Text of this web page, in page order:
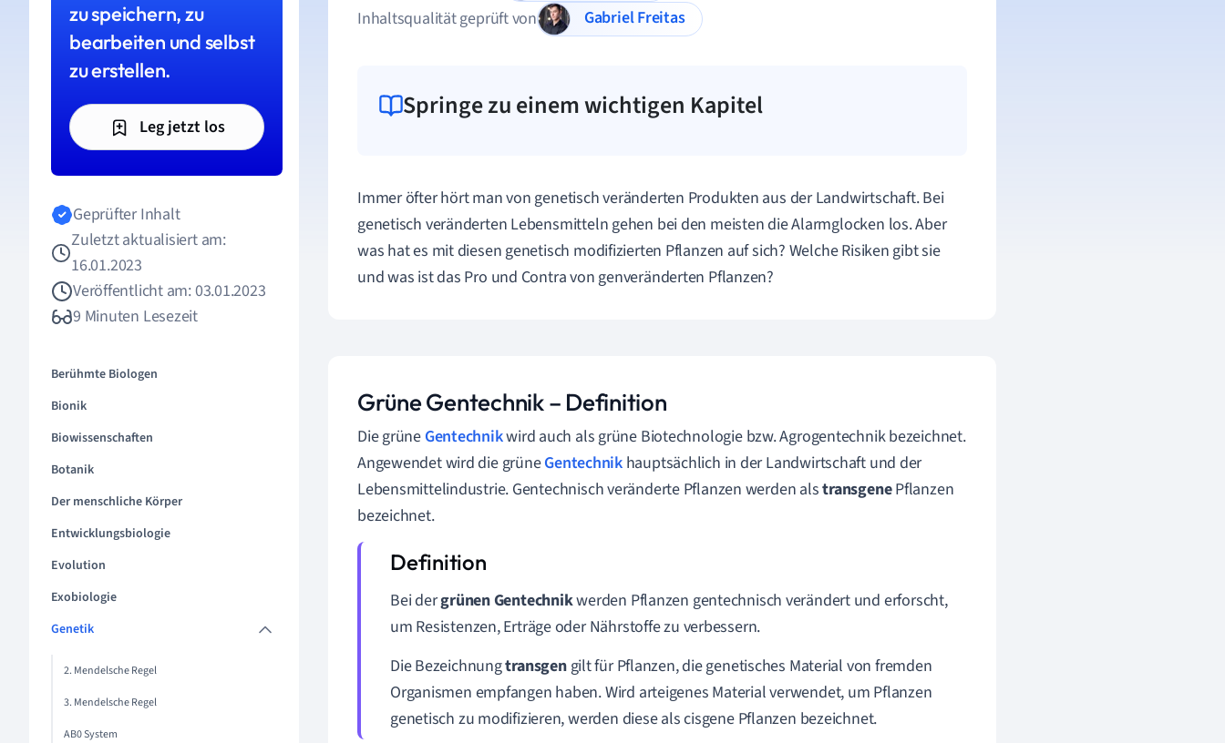
zu speichern, zu
bearbeiten und selbst
zu erstellen.
Leg jetzt los
Geprüfter Inhalt
Zuletzt aktualisiert am:
16.01.2023
Veröffentlicht am: 03.01.2023
9 Minuten Lesezeit
Berühmte Biologen
Bionik
Biowissenschaften
Botanik
Der menschliche Körper
Entwicklungsbiologie
Evolution
Exobiologie
Genetik
2. Mendelsche Regel
3. Mendelsche Regel
AB0 System
Inhaltsqualität geprüft von
Gabriel Freitas
Springe zu einem wichtigen Kapitel
Immer öfter hört man von genetisch veränderten Produkten aus der Landwirtschaft. Bei
genetisch veränderten Lebensmitteln gehen bei den meisten die Alarmglocken los. Aber
was hat es mit diesen genetisch modifizierten Pflanzen auf sich? Welche Risiken gibt sie
und was ist das Pro und Contra von genveränderten Pflanzen?
Grüne Gentechnik– Definition
Die grüne Gentechnikwird auch als grüne Biotechnologie bzw. Agrogentechnik bezeichnet.
Angewendet wird die grüneGentechnikhauptsächlich in der Landwirtschaft und der
Lebensmittelindustrie. Gentechnisch veränderte Pflanzen werden alstransgenePflanzen
bezeichnet.
Bei dergrünen Gentechnikwerden Pflanzen gentechnisch verändert und erforscht,
um Resistenzen, Erträge oder Nährstoffe zu verbessern.
Die Bezeichnungtransgengilt für Pflanzen, die genetisches Material von fremden
Organismen empfangen haben. Wird arteigenes Material verwendet, um Pflanzen
genetisch zu modifizieren, werden diese als cisgene Pflanzen bezeichnet.